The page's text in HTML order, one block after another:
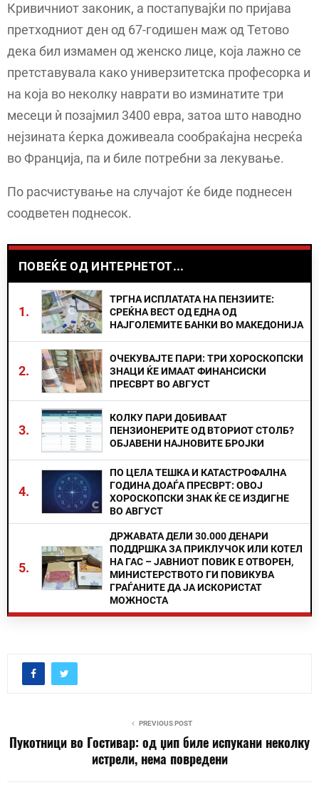
Кривичниот законик, а постапувајќи по пријава
претходниот ден од 67-годишен маж од Тетово
дека бил измамен од женско лице, која лажно се
претставувала како универзитетска професорка и
на која во неколку наврати во изминатите три
месеци ѝ позајмил 3400 евра, затоа што наводно
нејзината ќерка доживеала сообраќајна несреќа
во Франција, па и биле потребни за лекување.
По расчистување на случајот ќе биде поднесен
соодветен поднесок.
ПОВЕЌЕ ОД ИНТЕРНЕТОТ...
1.
ТРГНА ИСПЛАТАТА НА ПЕНЗИИТЕ:
СРЕЌНА ВЕСТ ОД ЕДНА ОД
НАЈГОЛЕМИТЕ БАНКИ ВО МАКЕДОНИЈА
2.
ОЧЕКУВАЈТЕ ПАРИ: ТРИ ХОРОСКОПСКИ
ЗНАЦИ ЌЕ ИМААТ ФИНАНСИСКИ
ПРЕСВРТ ВО АВГУСТ
3.
КОЛКУ ПАРИ ДОБИВААТ
ПЕНЗИОНЕРИТЕ ОД ВТОРИОТ СТОЛБ?
ОБЈАВЕНИ НАЈНОВИТЕ БРОЈКИ
4.
ПО ЦЕЛА ТЕШКА И КАТАСТРОФАЛНА
ГОДИНА ДОАЃА ПРЕСВРТ: ОВОЈ
ХОРОСКОПСКИ ЗНАК ЌЕ СЕ ИЗДИГНЕ
ВО АВГУСТ
5.
ДРЖАВАТА ДЕЛИ 30.000 ДЕНАРИ
ПОДДРШКА ЗА ПРИКЛУЧОК ИЛИ КОТЕЛ
НА ГАС – ЈАВНИОТ ПОВИК Е ОТВОРЕН,
МИНИСТЕРСТВОТО ГИ ПОВИКУВА
ГРАЃАНИТЕ ДА ЈА ИСКОРИСТАТ
МОЖНОСТА
PREVIOUS POST
Пукотници во Гостивар: од џип биле испукани неколку
истрели, нема повредени